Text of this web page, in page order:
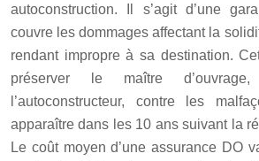
autoconstruction. Il s’agit d’une
couvre les dommages affectant la
rendant impropre à sa destination.
préserver le maître
l’autoconstructeur, contre les
apparaître dans les 10 ans suivant la
Le coût moyen d’une assurance DO